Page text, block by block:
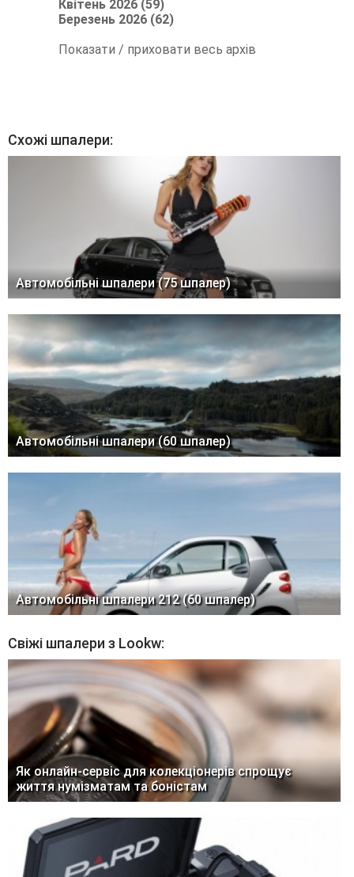
Квітень 2026 (59)
Березень 2026 (62)
Показати / приховати весь архів
Схожі шпалери:
Автомобільні шпалери (75 шпалер)
Автомобільні шпалери (60 шпалер)
Автомобільні шпалери 212 (60 шпалер)
Свіжі шпалери з Lookw:
Як онлайн-сервіс для колекціонерів спрощує
життя нумізматам та боністам